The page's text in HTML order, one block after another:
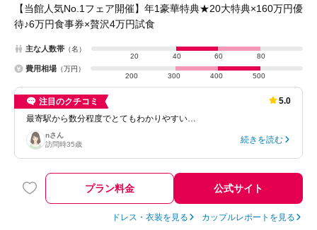
【当館人気No.1フェア開催】年1豪華特典★20大特典×160万円優
待♪6万円食事券×贅沢4万円試食
主な人数帯 （名）
20
40 60 80
費用相場 （万円）
200
300 400 500
注目のクチコミ
5.0
最寄駅から数分程度でとてもわかりやすい…
nさん
訪問時35歳 続きを読む
プラン料金 公式サイト
ドレス・衣装を見る カップルレポートを見る